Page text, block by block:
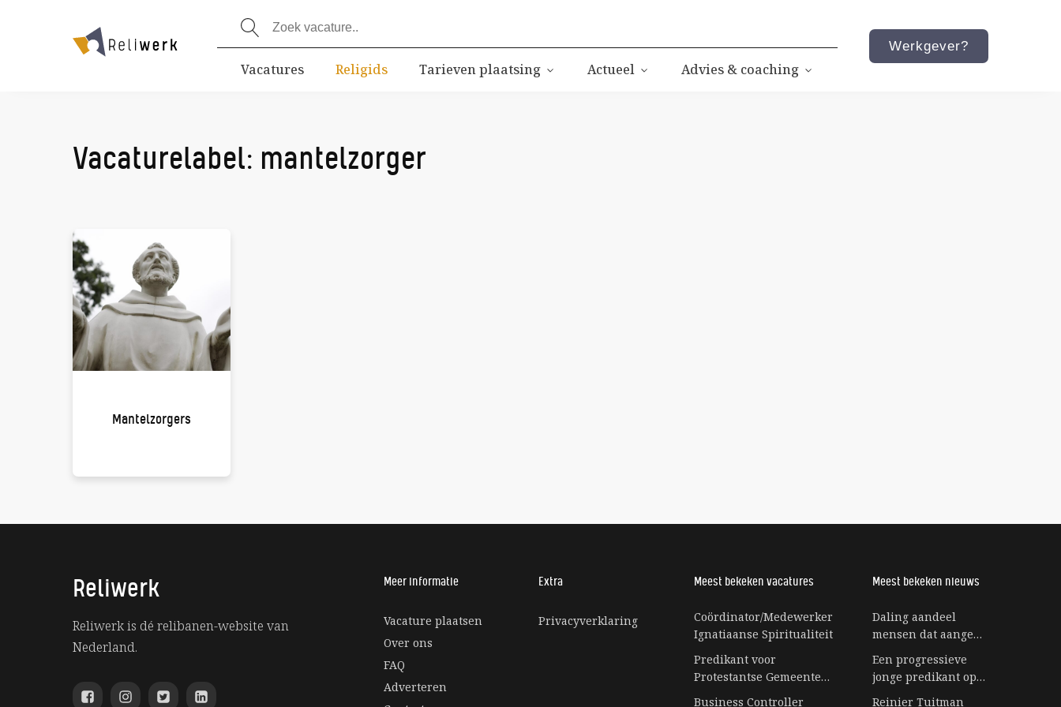
Vacatures Religids Tarieven plaatsing Actueel Advies & coaching
Werkgever?
Vacaturelabel: mantelzorger
Mantelzorgers
Reliwerk
Reliwerk is dé relibanen-website van
Nederland.
Meer informatie
Vacature plaatsen
Over ons
FAQ
Adverteren
Extra
Privacyverklaring
Meest bekeken vacatures
Coördinator/Medewerker
Ignatiaanse Spiritualiteit
Predikant voor
Protestantse Gemeente
Eerbeek
Business Controller
Meest bekeken nieuws
Daling aandeel
mensen dat aangeeft
bij religie te horen
stagneert
Een progressieve
jonge predikant op
een eiland vol
Reinier Tuitman